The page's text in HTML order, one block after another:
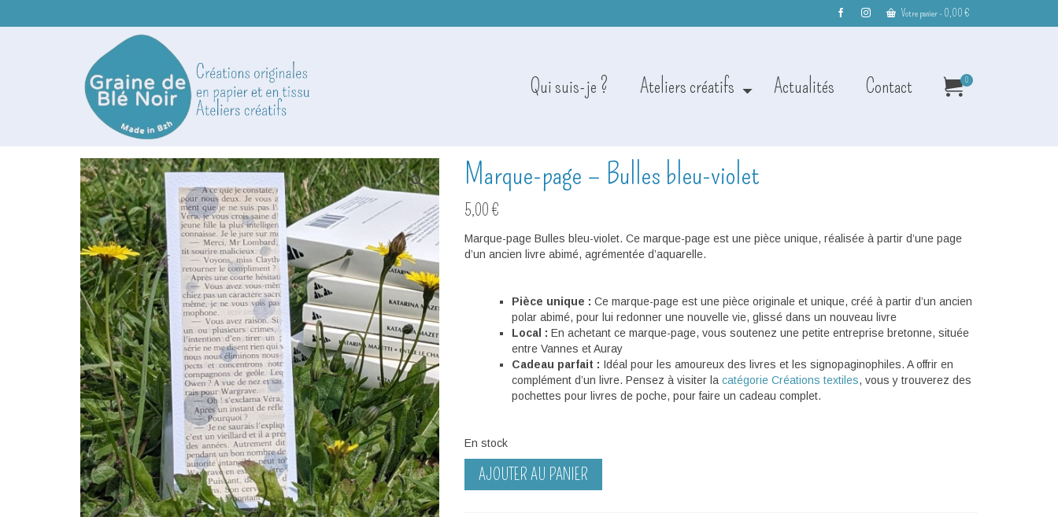
Votre panier- 0,00 €
Qui suis-je ? Ateliers créatifs Actualités Contact 0
Marque-page – Bulles bleu-violet
5,00 €
Marque-page Bulles bleu-violet. Ce marque-page est une pièce unique, réalisée à partir d’une page
d’un ancien livre abimé, agrémentée d’aquarelle.
Pièce unique : Ce marque-page est une pièce originale et unique, créé à partir d’un ancien
polar abimé, pour lui redonner une nouvelle vie, glissé dans un nouveau livre
Local : En achetant ce marque-page, vous soutenez une petite entreprise bretonne, située
entre Vannes et Auray
Cadeau parfait : Idéal pour les amoureux des livres et les signopaginophiles. A offrir en
complément d’un livre. Pensez à visiter la catégorie Créations textiles, vous y trouverez des
pochettes pour livres de poche, pour faire un cadeau complet.
En stock
quantité
AJOUTER AU PANIER